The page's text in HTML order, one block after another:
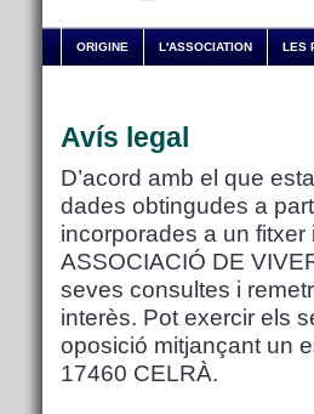
ORIGINE L'ASSOCIATION LES
Avís legal
D’acord amb el que
dades obtingudes a
incorporades a un
ASSOCIACIÓ DE
seves consultes i
interès. Pot exercir els
oposició mitjançant un
17460 CELRÀ.